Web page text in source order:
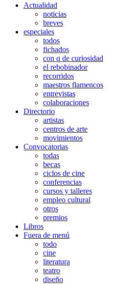
Actualidad
noticias
breves
especiales
todos
fichados
con q de curiosidad
el rebobinador
recorridos
maestros flamencos
entrevistas
colaboraciones
Directorio
artistas
centros de arte
movimientos
Convocatorias
todas
becas
ciclos de cine
conferencias
cursos y talleres
empleo cultural
otros
premios
Libros
Fuera de menú
todo
cine
literatura
teatro
diseño